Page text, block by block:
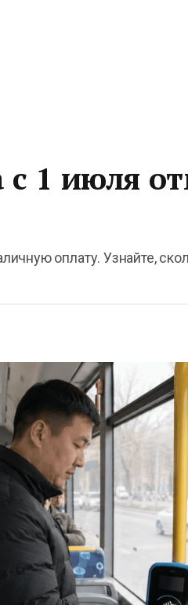
1 июля
оплату. Узнайте,